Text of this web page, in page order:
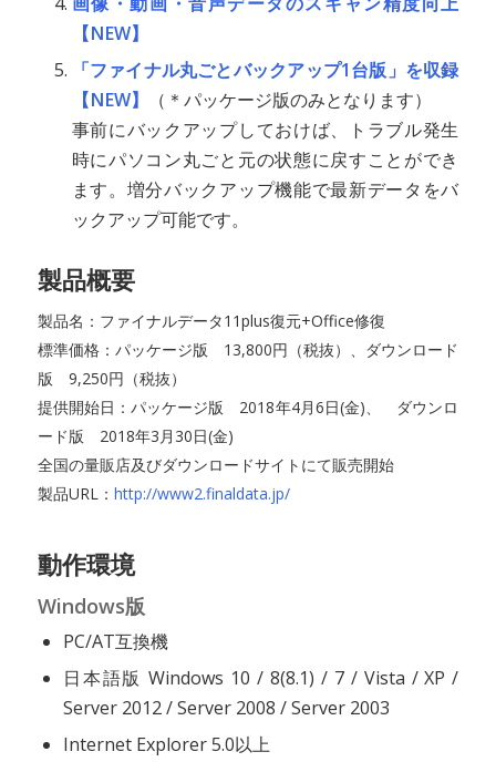
【NEW】
「ファイナル丸ごとバックアップ1台版」を収録
【NEW】
（＊パッケージ版のみとなります）
事前にバックアップしておけば、トラブル発生
時にパソコン丸ごと元の状態に戻すことができ
ます。増分バックアップ機能で最新データをバ
ックアップ可能です。
製品概要
製品名：ファイナルデータ11plus復元+Office修復
標準価格：パッケージ版 13,800円（税抜）、ダウンロード
版 9,250円（税抜）
提供開始日：パッケージ版 2018年4月6日(金)、 ダウンロ
ード版 2018年3月30日(金)
全国の量販店及びダウンロードサイトにて販売開始
製品URL： http://www2.finaldata.jp/
動作環境
Windows版
PC/AT互換機
日本語版 Windows 10 / 8(8.1) / 7 / Vista / XP /
Server 2012 / Server 2008 / Server 2003
Internet Explorer 5.0以上